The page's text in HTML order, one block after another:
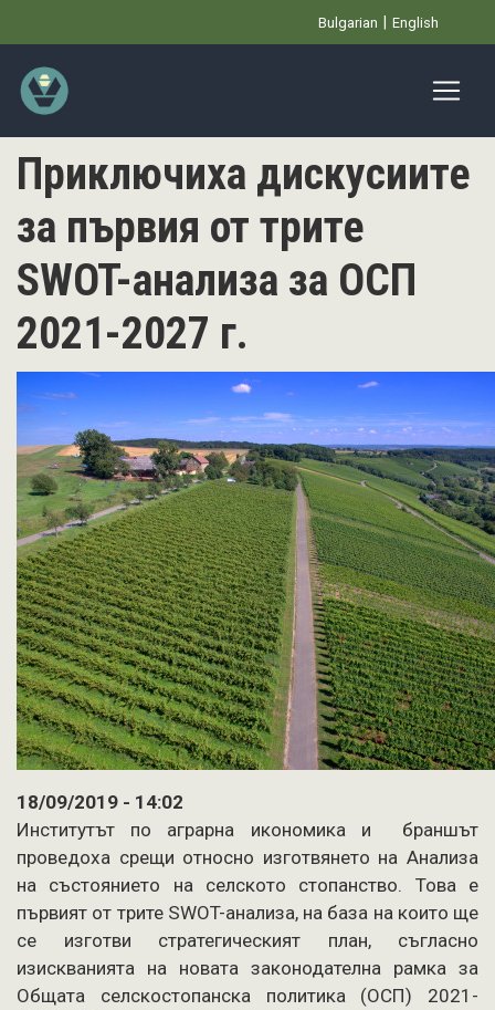
към
Bulgarian English
Приключиха дискусиите
за първия от трите
SWOT-анализа за ОСП
2021-2027 г.
18/09/2019 - 14:02
Институтът по аграрна икономика и браншът
проведоха срещи относно изготвянето на Анализа
на състоянието на селското стопанство. Това е
първият от трите SWOT-анализа, на база на които ще
се изготви стратегическият план, съгласно
изискванията на новата законодателна рамка за
Общата селскостопанска политика (ОСП) 2021-